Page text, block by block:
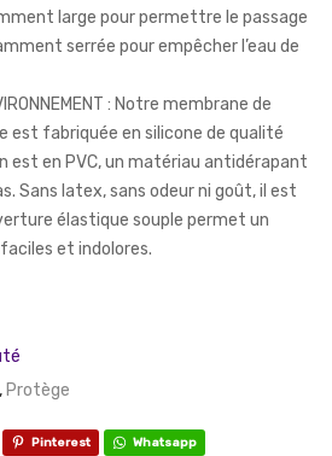
large pour permettre le passage
serrée pour empêcher l’eau de
: Notre membrane de
est fabriquée en silicone de qualité
est en PVC, un matériau antidérapant
Sans latex, sans odeur ni goût, il est
élastique souple permet un
et indolores.
, Protège
Pinterest Whatsapp